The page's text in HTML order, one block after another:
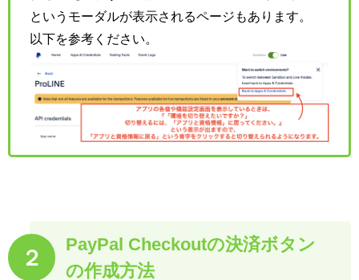
というモーダルが表示されるページもあります。
以下を参考ください。
２
PayPal Checkoutの決済ボタン
の作成方法